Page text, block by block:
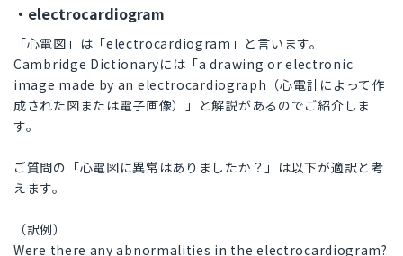
・electrocardiogram
「心電図」は「electrocardiogram」と言います。
Cambridge Dictionaryには「a drawing or electronic
image made by an electrocardiograph（心電計によって作
成された図または電子画像）」と解説があるのでご紹介しま
す。
ご質問の「心電図に異常はありましたか？」は以下が適訳と考
えます。
（訳例）
Were there any abnormalities in the electrocardiogram?